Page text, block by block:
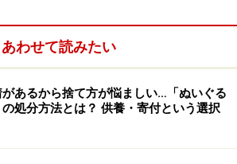
あわせて読みたい
あるから捨て方が悩ましい…「ぬいぐる
処分方法とは？ 供養・寄付という選択